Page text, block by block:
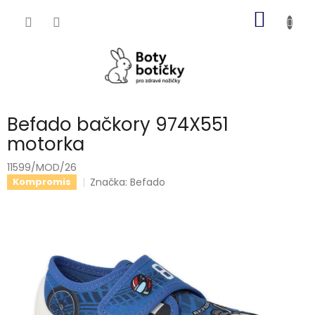
KOŠÍK
Befado bačkory 974X551
motorka
11599/MOD/26
Kompromis Značka:Befado